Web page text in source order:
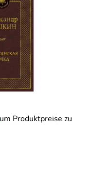
um Produktpreise zu